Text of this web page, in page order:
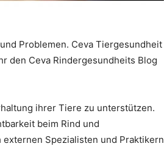
Problemen. Ceva Tiergesundheit
den Ceva Rindergesundheits Blog
ihrer Tiere zu unterstützen.
beim Rind und
Spezialisten und Praktikern